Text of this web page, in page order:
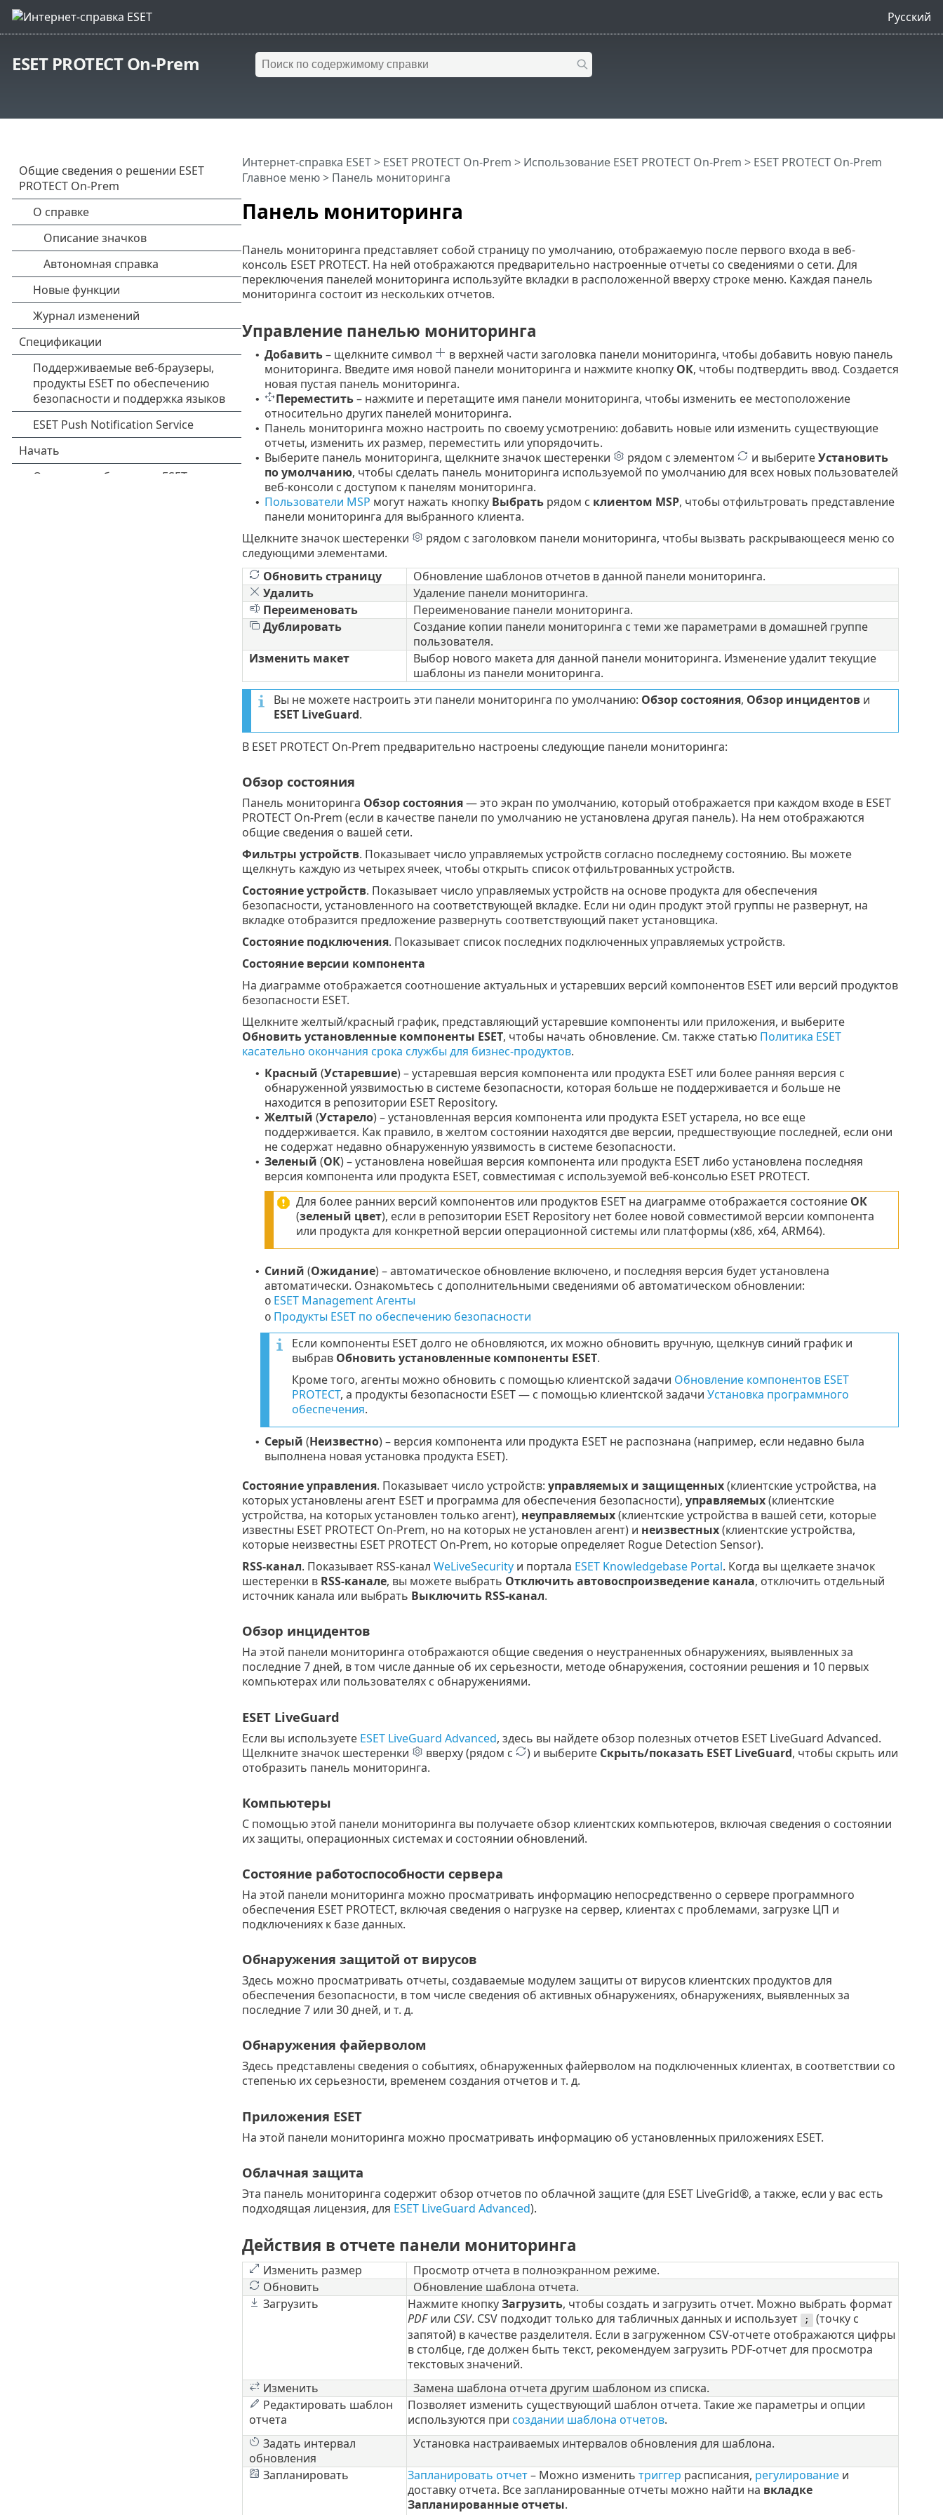
Русский
ESET PROTECT On-Prem
Панель мониторинга
Интернет-справка ESET> ESET PROTECT On-Prem > Использование ESET PROTECT On-Prem > ESET PROTECT On-Prem
Главное меню> Панель мониторинга
Панель мониторинга представляет собой страницу по умолчанию, отображаемую после первого входа в веб-
консоль ESET PROTECT. На ней отображаются предварительно настроенные отчеты со сведениями о сети. Для
переключения панелей мониторинга используйте вкладки в расположенной вверху строке меню. Каждая панель
мониторинга состоит из нескольких отчетов.
Управление панелью мониторинга
• Добавить– щелкните символ
в верхней части заголовка панели мониторинга, чтобы добавить новую панель
мониторинга. Введите имя новой панели мониторинга и нажмите кнопку ОК, чтобы подтвердить ввод. Создается
новая пустая панель мониторинга.
• Переместить– нажмите и перетащите имя панели мониторинга, чтобы изменить ее местоположение
относительно других панелей мониторинга.
• Панель мониторинга можно настроить по своему усмотрению: добавить новые или изменить существующие
отчеты, изменить их размер, переместить или упорядочить.
• Выберите панель мониторинга, щелкните значок шестеренки рядом с элементом и выберитеУстановить
по умолчанию, чтобы сделать панель мониторинга используемой по умолчанию для всех новых пользователей
веб-консоли с доступом к панелям мониторинга.
• Пользователи MSP могут нажать кнопку Выбратьрядом с клиентом MSP, чтобы отфильтровать представление
панели мониторинга для выбранного клиента.
Щелкните значок шестеренки
рядом с заголовком панели мониторинга, чтобы вызвать раскрывающееся меню со
следующими элементами.
Обновить страницу
Обновление шаблонов отчетов в данной панели мониторинга.
Удалить
Удаление панели мониторинга.
Переименовать
Переименование панели мониторинга.
Дублировать
Создание копии панели мониторинга с теми же параметрами в домашней группе
пользователя.
Изменить макет
Выбор нового макета для данной панели мониторинга. Изменение удалит текущие
шаблоны из панели мониторинга.
Вы не можете настроить эти панели мониторинга по умолчанию: Обзор состояния, Обзор инцидентови
ESET LiveGuard.
В ESET PROTECT On-Prem предварительно настроены следующие панели мониторинга:
Обзор состояния
Панель мониторинга Обзор состояния— это экран по умолчанию, который отображается при каждом входе в ESET
PROTECT On-Prem (если в качестве панели по умолчанию не установлена другая панель). На нем отображаются
общие сведения о вашей сети.
Фильтры устройств. Показывает число управляемых устройств согласно последнему состоянию. Вы можете
щелкнуть каждую из четырех ячеек, чтобы открыть список отфильтрованных устройств.
Состояние устройств. Показывает число управляемых устройств на основе продукта для обеспечения
безопасности, установленного на соответствующей вкладке. Если ни один продукт этой группы не развернут, на
вкладке отобразится предложение развернуть соответствующий пакет установщика.
Состояние подключения. Показывает список последних подключенных управляемых устройств.
Состояние версии компонента
На диаграмме отображается соотношение актуальных и устаревших версий компонентов ESET или версий продуктов
безопасности ESET.
Щелкните желтый/красный график, представляющий устаревшие компоненты или приложения, и выберите
Обновить установленные компоненты ESET, чтобы начать обновление. См. также статью Политика ESET
касательно окончания срока службы для бизнес-продуктов.
• Красный (Устаревшие) – устаревшая версия компонента или продукта ESET или более ранняя версия с
обнаруженной уязвимостью в системе безопасности, которая больше не поддерживается и больше не
находится в репозитории ESET Repository.
• Желтый (Устарело) – установленная версия компонента или продукта ESET устарела, но все еще
поддерживается. Как правило, в желтом состоянии находятся две версии, предшествующие последней, если они
не содержат недавно обнаруженную уязвимость в системе безопасности.
• Зеленый (ОК) – установлена новейшая версия компонента или продукта ESET либо установлена последняя
версия компонента или продукта ESET, совместимая с используемой веб-консолью ESET PROTECT.
Для более ранних версий компонентов или продуктов ESET на диаграмме отображается состояние ОК
(зеленый цвет), если в репозитории ESET Repository нет более новой совместимой версии компонента
или продукта для конкретной версии операционной системы или платформы (x86, x64, ARM64).
• Синий (Ожидание) – автоматическое обновление включено, и последняя версия будет установлена
автоматически. Ознакомьтесь с дополнительными сведениями об автоматическом обновлении:
o ESET Management Агенты
o Продукты ESET по обеспечению безопасности
Если компоненты ESET долго не обновляются, их можно обновить вручную, щелкнув синий график и
выбрав Обновить установленные компоненты ESET.
Кроме того, агенты можно обновить с помощью клиентской задачи Обновление компонентов ESET
PROTECT, а продукты безопасности ESET — с помощью клиентской задачи Установка программного
обеспечения.
• Серый (Неизвестно) – версия компонента или продукта ESET не распознана (например, если недавно была
выполнена новая установка продукта ESET).
Состояние управления. Показывает число устройств: управляемых и защищенных(клиентские устройства, на
которых установлены агент ESET и программа для обеспечения безопасности), управляемых(клиентские
устройства, на которых установлен только агент), неуправляемых(клиентские устройства в вашей сети, которые
известны ESET PROTECT On-Prem, но на которых не установлен агент) и неизвестных(клиентские устройства,
которые неизвестны ESET PROTECT On-Prem, но которые определяет Rogue Detection Sensor).
RSS-канал. Показывает RSS-канал WeLiveSecurityи портала ESET Knowledgebase Portal. Когда вы щелкаете значок
шестеренки в RSS-канале, вы можете выбрать Отключить автовоспроизведение канала, отключить отдельный
источник канала или выбрать Выключить RSS-канал.
Обзор инцидентов
На этой панели мониторинга отображаются общие сведения о неустраненных обнаружениях, выявленных за
последние 7 дней, в том числе данные об их серьезности, методе обнаружения, состоянии решения и 10 первых
компьютерах или пользователях с обнаружениями.
ESET LiveGuard
Если вы используете ESET LiveGuard Advanced, здесь вы найдете обзор полезных отчетов ESET LiveGuard Advanced.
Щелкните значок шестеренки
вверху (рядом с ) и выберите Скрыть/показать ESET LiveGuard, чтобы скрыть или
отобразить панель мониторинга.
Компьютеры
С помощью этой панели мониторинга вы получаете обзор клиентских компьютеров, включая сведения о состоянии
их защиты, операционных системах и состоянии обновлений.
Состояние работоспособности сервера
На этой панели мониторинга можно просматривать информацию непосредственно о сервере программного
обеспечения ESET PROTECT, включая сведения о нагрузке на сервер, клиентах с проблемами, загрузке ЦП и
подключениях к базе данных.
Обнаружения защитой от вирусов
Здесь можно просматривать отчеты, создаваемые модулем защиты от вирусов клиентских продуктов для
обеспечения безопасности, в том числе сведения об активных обнаружениях, обнаружениях, выявленных за
последние 7 или 30 дней, и т. д.
Обнаружения файерволом
Здесь представлены сведения о событиях, обнаруженных файерволом на подключенных клиентах, в соответствии со
степенью их серьезности, временем создания отчетов и т. д.
Приложения ESET
На этой панели мониторинга можно просматривать информацию об установленных приложениях ESET.
Облачная защита
Эта панель мониторинга содержит обзор отчетов по облачной защите (для ESET LiveGrid®, а также, если у вас есть
подходящая лицензия, для ESET LiveGuard Advanced).
Действия в отчете панели мониторинга
Изменить размер
Просмотр отчета в полноэкранном режиме.
Обновить
Обновление шаблона отчета.
Загрузить
Нажмите кнопкуЗагрузить, чтобы создать и загрузить отчет. Можно выбрать формат
PDFили CSV. CSV подходит только для табличных данных и использует ; (точку с
запятой) в качестве разделителя. Если в загруженном CSV-отчете отображаются цифры
в столбце, где должен быть текст, рекомендуем загрузить PDF-отчет для просмотра
текстовых значений.
Изменить
Замена шаблона отчета другим шаблоном из списка.
Редактировать шаблон
отчета
Позволяет изменить существующий шаблон отчета. Такие же параметры и опции
используются при создании шаблона отчетов.
Задать интервал
обновления
Установка настраиваемых интервалов обновления для шаблона.
Запланировать Запланировать отчет– Можно изменить триггер расписания, регулированиеи
доставку отчета. Все запланированные отчеты можно найти на вкладке
Запланированные отчеты.